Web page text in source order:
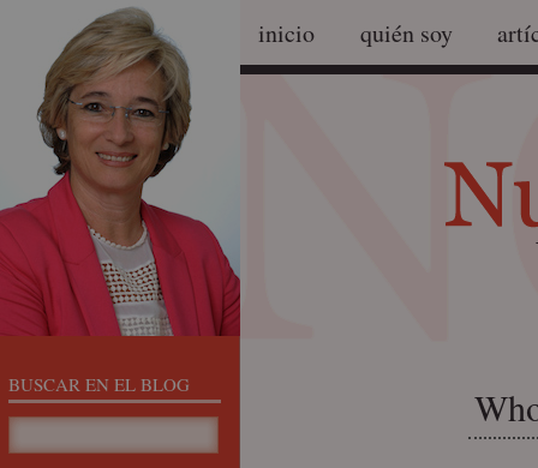
inicio quién soy
BUSCAR EN EL BLOG